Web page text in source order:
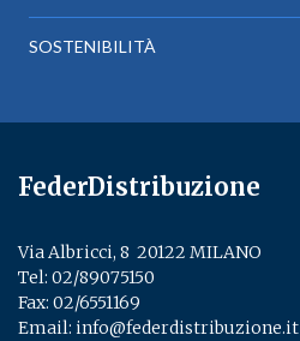
SOSTENIBILITÀ
FederDistribuzione
Via Albricci, 8 ­ 20122 MILANO
Tel: 02/89075150
Fax: 02/6551169
Email: info@federdistribuzione.it